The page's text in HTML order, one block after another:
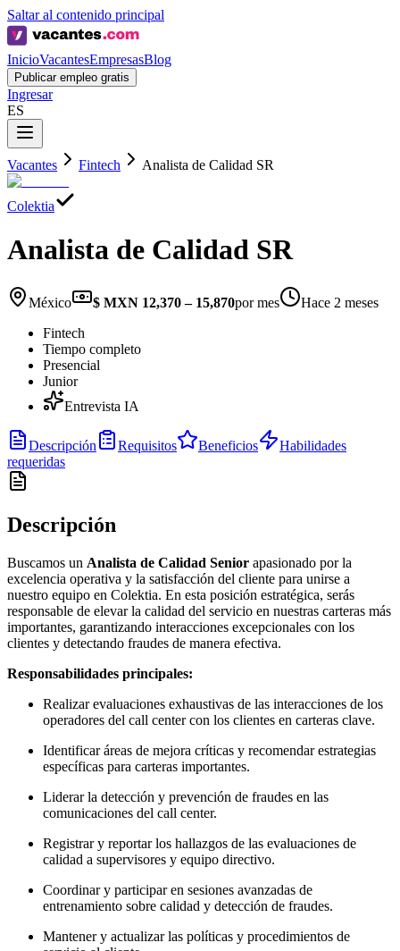
Saltar al contenido principal
InicioVacantesEmpresasBlog
Publicar empleo gratis
Ingresar
ES
Vacantes Fintech Analista de Calidad SR
Colektia
Analista de Calidad SR
México $ MXN 12,370 – 15,870por mes
Hace 2 meses
Fintech
Tiempo completo
Presencial
Junior
Entrevista IA
Descripción Requisitos Beneficios
Habilidades
requeridas
Descripción
Buscamos un Analista de Calidad Senior apasionado por la
excelencia operativa y la satisfacción del cliente para unirse a
nuestro equipo en Colektia. En esta posición estratégica, serás
responsable de elevar la calidad del servicio en nuestras carteras más
importantes, garantizando interacciones excepcionales con los
clientes y detectando fraudes de manera efectiva.
Responsabilidades principales:
Realizar evaluaciones exhaustivas de las interacciones de los
operadores del call center con los clientes en carteras clave.
Identificar áreas de mejora críticas y recomendar estrategias
específicas para carteras importantes.
Liderar la detección y prevención de fraudes en las
comunicaciones del call center.
Registrar y reportar los hallazgos de las evaluaciones de
calidad a supervisores y equipo directivo.
Coordinar y participar en sesiones avanzadas de
entrenamiento sobre calidad y detección de fraudes.
Mantener y actualizar las políticas y procedimientos de